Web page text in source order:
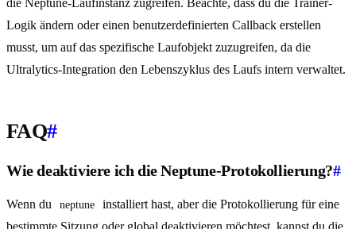
Logik ändern oder einen benutzerdefinierten Callback erstellen
musst, um auf das spezifische Laufobjekt zuzugreifen, da die
Ultralytics-Integration den Lebenszyklus des Laufs intern verwaltet.
FAQ#
Wie deaktiviere ich die Neptune-Protokollierung?#
Wenn du neptune
installiert hast, aber die Protokollierung für eine
bestimmte Sitzung oder global deaktivieren möchtest, kannst du die